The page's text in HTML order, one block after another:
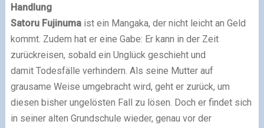
Handlung
Satoru Fujinumaist ein Mangaka, der nicht leicht an Geld
kommt. Zudem hat er eine Gabe: Er kann in der Zeit
zurückreisen, sobald ein Unglück geschieht und
damit Todesfälle verhindern. Als seine Mutter auf
grausame Weise umgebracht wird, geht er zurück, um
diesen bisher ungelösten Fall zu lösen. Doch er findet sich
in seiner alten Grundschule wieder, genau vor der